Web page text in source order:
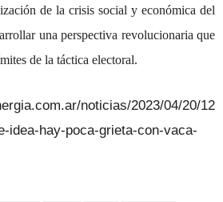
de la crisis social y económica del
una perspectiva revolucionaria que
de la táctica electoral.
noticias/2023/04/20/12
idea-hay-poca-grieta-con-vaca-